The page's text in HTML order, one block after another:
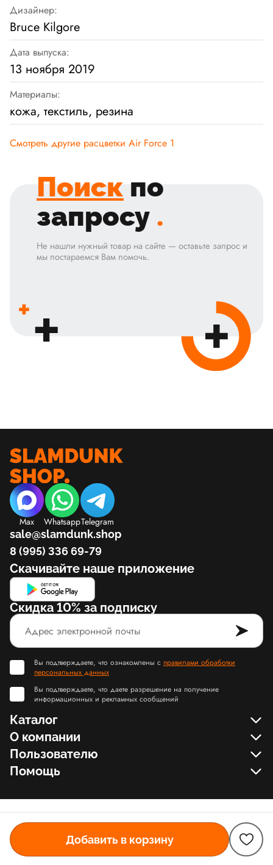
Добавить в корзину
Дизайнер:
Bruce Kilgore
Дата выпуска:
13 ноября 2019
Материалы:
кожа, текстиль, резина
Смотреть другие расцветки Air Force 1
Поиск по
запросу .
Не нашли нужный товар на сайте — оставьте запрос и
мы постараемся Вам помочь.
Max WhatsappTelegram
sale@slamdunk.shop
8 (995) 336 69-79
Скачивайте наше приложение
Скидка 10% за подписку
Вы подтверждаете, что ознакомлены с правилами обработки
персональных данных
Вы подтверждаете, что даете разрешение на получение
информационных и рекламных сообщений
Каталог
О компании
Пользователю
Помощь
© Slamdunk.Shop, 2017-2026
Карта сайта Slamdunk